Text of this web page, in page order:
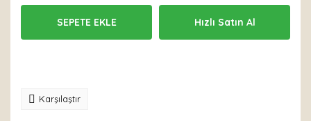
SEPETE EKLE Hızlı Satın Al
Karşılaştır